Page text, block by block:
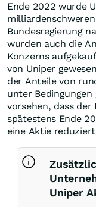
Ende 2022 wurde
Bundesregierung
wurden auch die
Konzerns
von Uniper
der Anteile von
unter
vorsehen, dass der
spätestens Ende
eine Aktie
Uniper